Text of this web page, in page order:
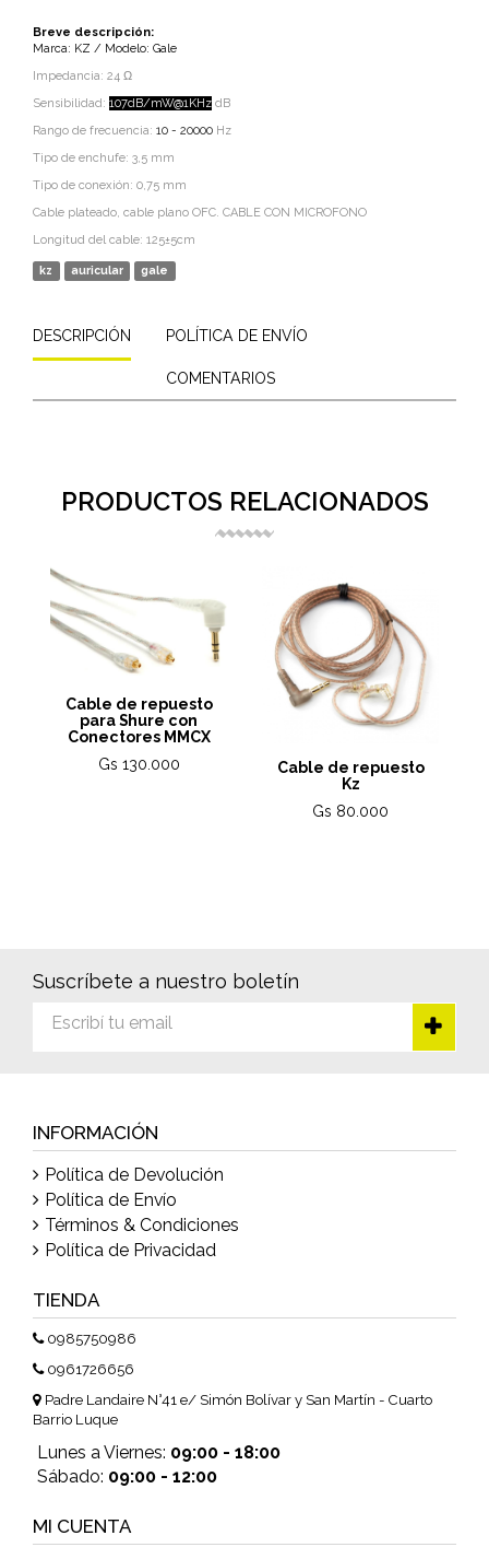
Breve descripción:
Marca: KZ / Modelo: Gale
Impedancia: 24 Ω
Sensibilidad: 107dB/mW@1KHz dB
Rango de frecuencia: 10 - 20000 Hz
Tipo de enchufe: 3,5 mm
Tipo de conexión: 0,75 mm
Cable plateado, cable plano OFC. CABLE CON MICROFONO
Longitud del cable: 125±5cm
kz auricular gale
DESCRIPCIÓN POLÍTICA DE ENVÍO
COMENTARIOS
PRODUCTOS RELACIONADOS
Cable de repuesto
para Shure con
Conectores MMCX
Gs 130.000
Cable de repuesto
Kz
Gs 80.000
Suscríbete a nuestro boletín
INFORMACIÓN
Política de Devolución
Política de Envío
Términos & Condiciones
Política de Privacidad
TIENDA
0985750986
0961726656
Padre Landaire N°41 e/ Simón Bolívar y San Martín - Cuarto
Barrio Luque
Lunes a Viernes: 09:00 - 18:00
Sábado: 09:00 - 12:00
MI CUENTA